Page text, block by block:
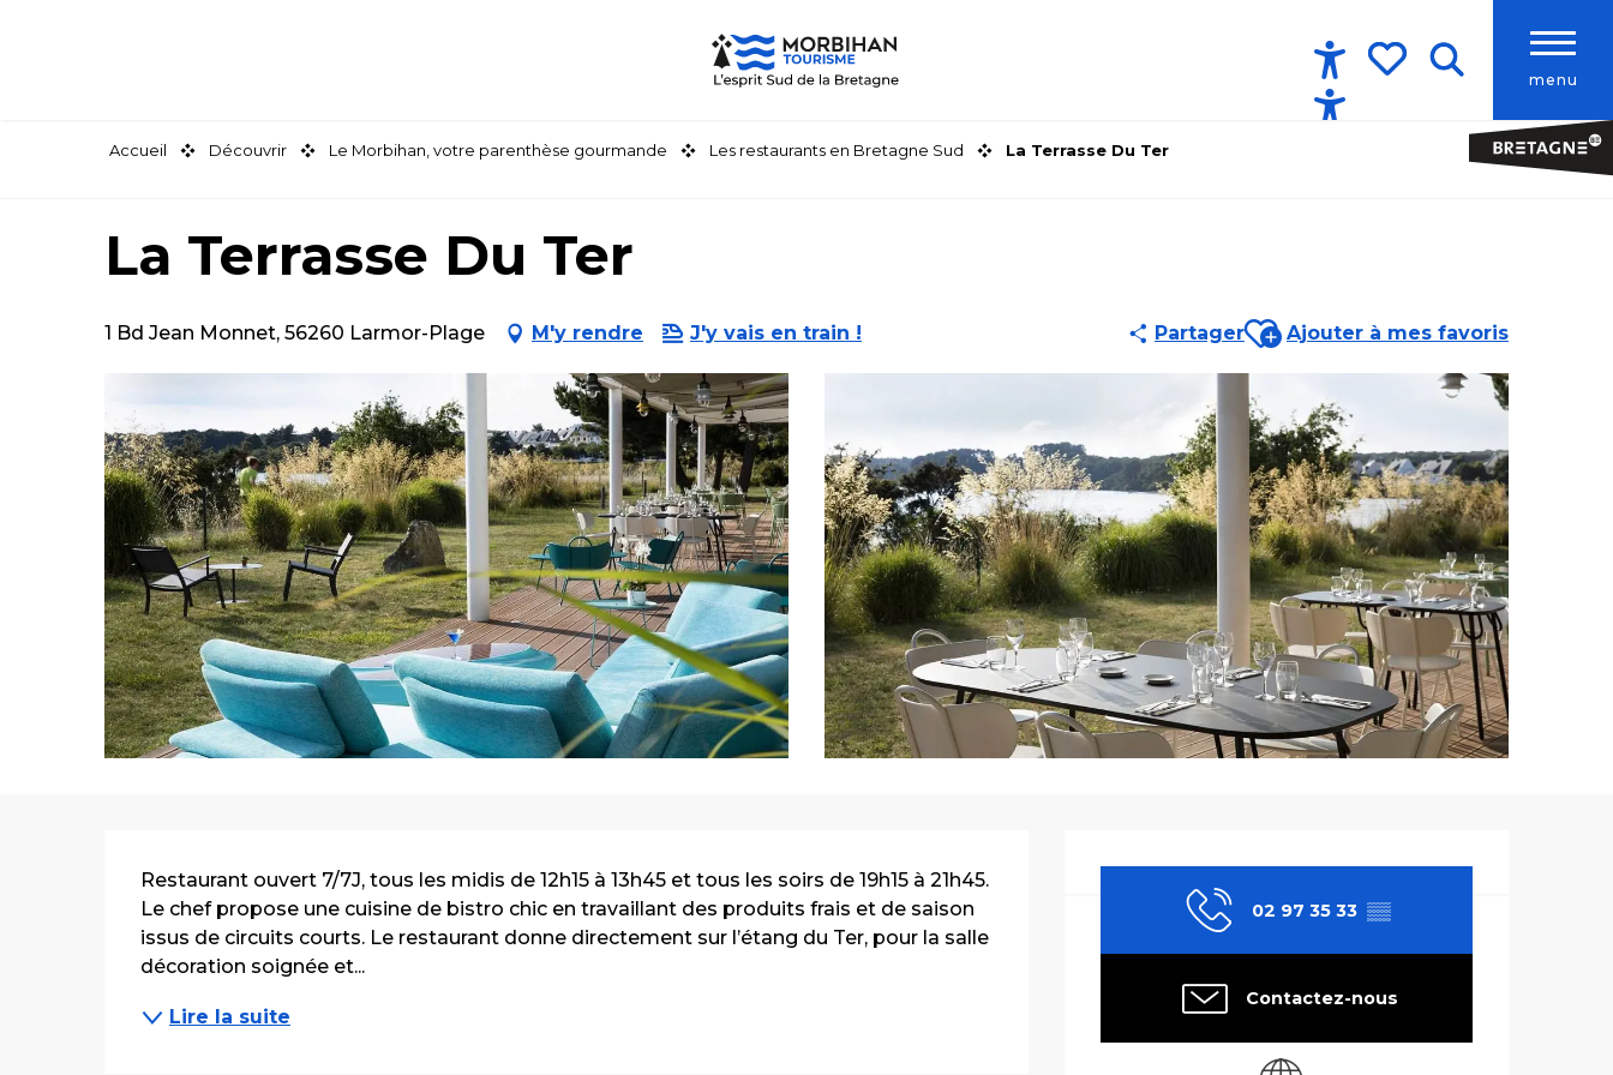
menu
Accessibilité
Accueil Découvrir Le Morbihan, votre parenthèse gourmande Les restaurants en Bretagne Sud La Terrasse Du Ter
La Terrasse Du Ter
1 Bd Jean Monnet, 56260 Larmor-Plage M'y rendre J'y vais en train ! PartagerAjouter aux favoris
Ajouter à mes favoris
Ouverture et
02 97 35 33 ▒▒
Contactez-nous
Description
Restaurant ouvert 7/7J, tous les midis de 12h15 à 13h45 et tous les soirs de 19h15 à 21h45.
Le chef propose une cuisine de bistro chic en travaillant des produits frais et de saison
issus de circuits courts. Le restaurant donne directement sur l’étang du Ter, pour la salle
décoration soignée et...
Lire la suite